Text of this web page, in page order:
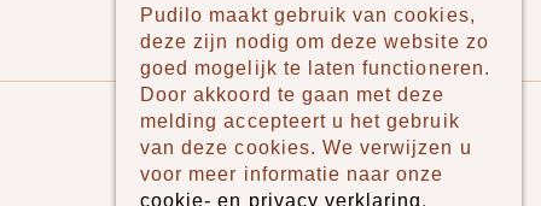
Merken
Pudilo
Over ons
Pudilo maakt gebruik van cookies,
deze zijn nodig om deze website zo
goed mogelijk te laten functioneren.
Door akkoord te gaan met deze
melding accepteert u het gebruik
van deze cookies. We verwijzen u
voor meer informatie naar onze
cookie- en privacy verklaring.